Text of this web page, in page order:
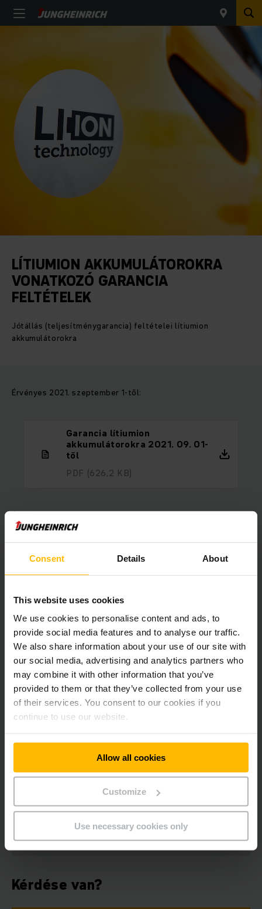
Consent Details About
This website uses cookies
We use cookies to personalise content and ads, to
provide social media features and to analyse our traffic.
We also share information about your use of our site with
our social media, advertising and analytics partners who
may combine it with other information that you’ve
provided to them or that they’ve collected from your use
of their services. You consent to our cookies if you
continue to use our website.
Allow all cookies
Customize
Use necessary cookies only
LÍTIUMION AKKUMULÁTOROKRA
VONATKOZÓ GARANCIA
FELTÉTELEK
Jótállás (teljesítménygarancia) feltételei lítiumion
akkumulátorokra
Érvényes 2021. szeptember 1-től:
Garancia lítiumion
akkumulátorokra 2021. 09. 01-
től
PDF (626,2 KB)
Garancia lítiumion
ig
PDF(357,6 KB)
Garancia leírása:
Lítiumion elégedettségi
garancia
PDF (308,5 KB)
Business Network
REGISZTRÁCIÓ
Közösségi média
Kérdése van?